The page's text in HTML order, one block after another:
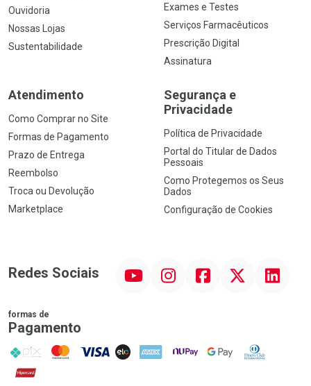
Ouvidoria
Nossas Lojas
Sustentabilidade
Exames e Testes
Serviços Farmacêuticos
Prescrição Digital
Assinatura
Atendimento
Como Comprar no Site
Formas de Pagamento
Prazo de Entrega
Reembolso
Troca ou Devolução
Marketplace
Segurança e
Privacidade
Política de Privacidade
Portal do Titular de Dados
Pessoais
Como Protegemos os Seus
Dados
Configuração de Cookies
Redes Sociais InstagramFacebook Linkedin
formas de
Pagamento
PIX MasterCard
VISA ELO AMEX NuPay Google PayDiners Club
Hipercard